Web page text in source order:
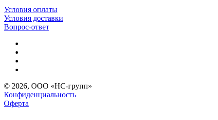
Условия оплаты
Условия доставки
Вопрос-ответ
© 2026, ООО «НС-групп»
Конфиденциальность
Оферта